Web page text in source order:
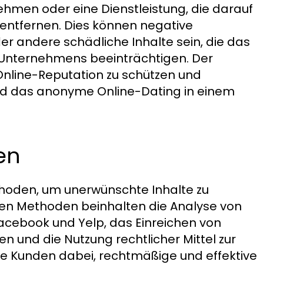
oder eine Dienstleistung, die darauf
Dies können negative
andere schädliche Inhalte sein, die das
beeinträchtigen. Der
Reputation zu schützen und
das anonyme Online-Dating in einem
um unerwünschte Inhalte zu
Methoden beinhalten die Analyse von
und Yelp, das Einreichen von
und die Nutzung rechtlicher Mittel zur
Kunden dabei, rechtmäßige und effektive